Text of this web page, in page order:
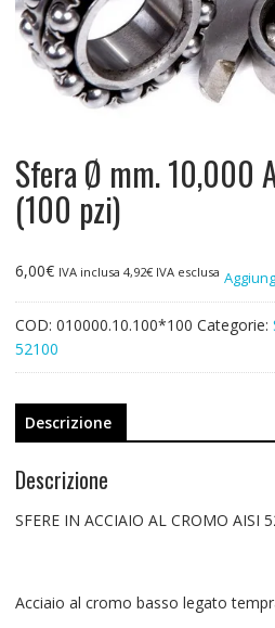
Sfera Ø mm. 10,000
(100 pzi)
6,00€ IVA inclusa 4,92€IVA esclusa
COD: 010000.10.100*100 Categorie:
52100
Descrizione
Descrizione
SFERE IN ACCIAIO AL CROMO AISI
Acciaio al cromo basso legato